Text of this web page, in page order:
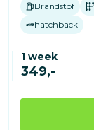
Brandstof
hatchback
1 week
349,-